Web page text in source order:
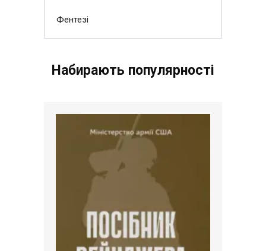
Фентезі
Набирають популярності